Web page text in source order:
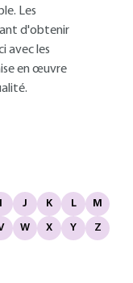
Les
d'obtenir
avec les
en œuvre
I J K L
M
W X Y Z